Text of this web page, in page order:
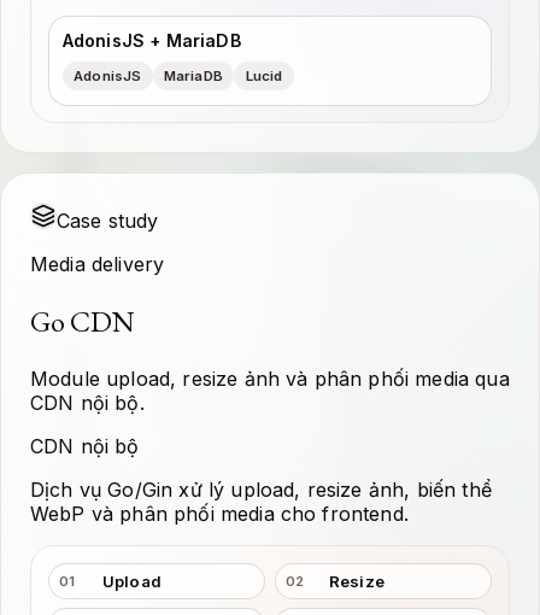
AdonisJS + MariaDB
AdonisJS MariaDB Lucid
Case study
Media delivery
Go CDN
Module upload, resize ảnh và phân phối media qua
CDN nội bộ.
CDN nội bộ
Dịch vụ Go/Gin xử lý upload, resize ảnh, biến thể
WebP và phân phối media cho frontend.
01 Upload 02 Resize